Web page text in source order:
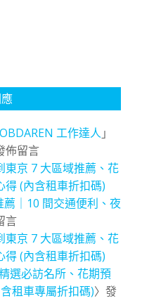
工作達人 」
佈留言
東京 7 大區域推薦、花
(內含租車折扣碼)
｜10 間交通便利、夜
言
東京 7 大區域推薦、花
(內含租車折扣碼)
選必訪名所、花期預
租車專屬折扣碼)〉發